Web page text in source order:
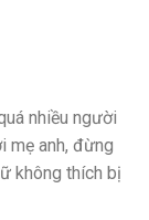
nhiều người
mẹ anh, đừng
không thích bị